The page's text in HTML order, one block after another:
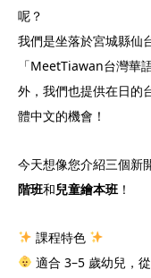
呢？
我們是坐落於宮城縣仙
「MeetTiawan台灣華
外，我們也提供在日的
體中文的機會！
今天想像您介紹三個新
階班和兒童繪本班！
課程特色
適合 3–5 歲幼兒，